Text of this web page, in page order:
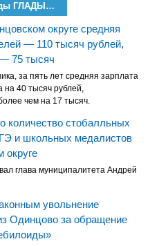
«Правильный бизнес» команды ГЛАДЫШЕВА
округе средняя
— 110 тысяч рублей,
75 тысяч
за пять лет средняя зарплата
на 40 тысяч рублей,
чем на 17 тысяч.
количество стобалльных
и школьных медалистов
округе
глава муниципалитета Андрей
увольнение
Одинцово за обращение